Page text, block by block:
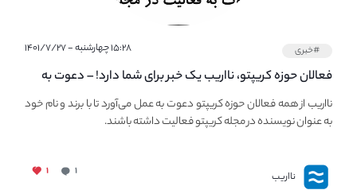
#خبری ۱۵:۲۸ چهارشنبه - ۱۴۰۱/۷/۲۷
فعالان حوزه کریپتو، نااریب یک خبر برای شما دارد! – دعوت به
فعالیت در مجله کریپتو
نااریب از همه فعالان حوزه کریپتو دعوت به عمل می‌آورد تا با برند و نام خود
به عنوان نویسنده در مجله کریپتو فعالیت داشته باشند.
نااریب ۱ ۱